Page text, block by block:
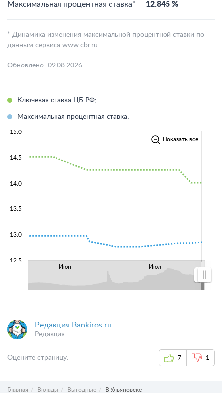
Максимальная процентная ставка* 12.845 %
* Динамика изменения максимальной процентной ставки по
данным сервиса www.cbr.ru
Обновлено: 09.08.2026
Ключевая ставка ЦБ РФ;
Максимальная процентная ставка;
Июн Июл
12.5
13.0
13.5
14.0
14.5
15.0
Показать все
Редакция Bankiros.ru
Редакция
Оцените страницу: 7 1
Главная Вклады Выгодные В Ульяновске